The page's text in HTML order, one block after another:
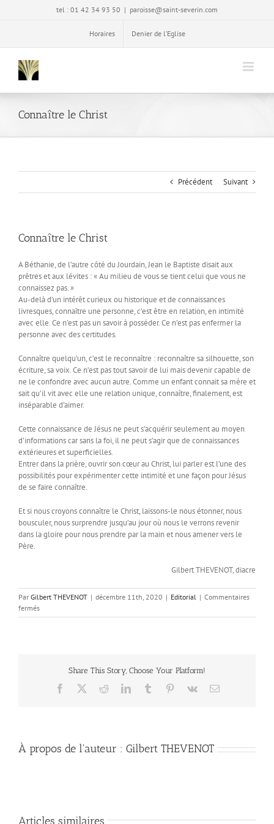
tel : 01 42 34 93 50 | paroisse@saint-severin.com
Horaires Denier de l’Eglise
Connaître le Christ
Précédent Suivant
Connaître le Christ
A Béthanie, de l’autre côté du Jourdain, Jean le Baptiste disait aux
prêtres et aux lévites : « Au milieu de vous se tient celui que vous ne
connaissez pas. »
Au-delà d’un intérêt curieux ou historique et de connaissances
livresques, connaître une personne, c’est être en relation, en intimité
avec elle. Ce n’est pas un savoir à posséder. Ce n’est pas enfermer la
personne avec des certitudes.
Connaître quelqu’un, c’est le reconnaître : reconnaître sa silhouette, son
écriture, sa voix. Ce n’est pas tout savoir de lui mais devenir capable de
ne le confondre avec aucun autre. Comme un enfant connait sa mère et
sait qu’il vit avec elle une relation unique, connaître, finalement, est
inséparable d’aimer.
Cette connaissance de Jésus ne peut s’acquérir seulement au moyen
d’informations car sans la foi, il ne peut s’agir que de connaissances
extérieures et superficielles.
Entrer dans la prière, ouvrir son cœur au Christ, lui parler est l’une des
possibilités pour expérimenter cette intimité et une façon pour Jésus
de se faire connaître.
Et si nous croyons connaître le Christ, laissons-le nous étonner, nous
bousculer, nous surprendre jusqu’au jour où nous le verrons revenir
dans la gloire pour nous prendre par la main et nous amener vers le
Père.
Gilbert THEVENOT, diacre
Par Gilbert THEVENOT | décembre 11th, 2020 | Editorial | Commentaires
ferméssur
Connaître
Share This Story, Choose Your Platform!
Facebook RedditLinkedInTumblr Pinterest
Vk Email
À propos de l'auteur : Gilbert THEVENOT
Articles similaires